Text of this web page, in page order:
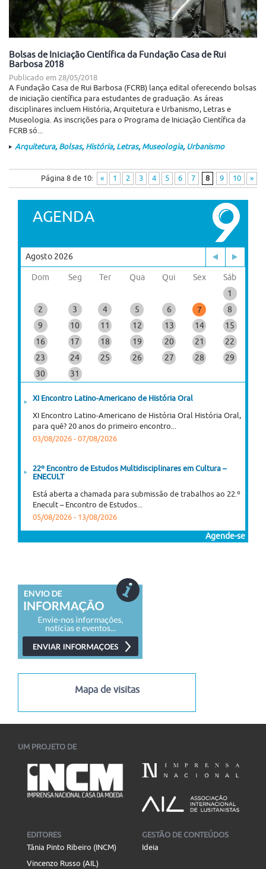
Bolsas de Iniciação Científica da Fundação Casa de Rui
Barbosa 2018
Publicado em 28/05/2018
A Fundação Casa de Rui Barbosa (FCRB) lança edital oferecendo bolsas
de iniciação científica para estudantes de graduação. As áreas
disciplinares incluem História, Arquitetura e Urbanismo, Letras e
Museologia. As inscrições para o Programa de Iniciação Científica da
FCRB só...
Arquitetura, Bolsas, História, Letras, Museologia, Urbanismo
Página 8 de 10: « 1 2 3 4 5 6 7 8 9 10 »
AGENDA
Agosto 2026
Dom Seg Ter Qua Qui Sex
Sáb
1
2
3 4 5 6 7
8
9
10 11 12 13 14
15
16
17 18 19 20 21
22
23
24 25 26 27 28
29
30
31
XI Encontro Latino-Americano de História Oral
XI Encontro Latino-Americano de História Oral História Oral,
para quê? 20 anos do primeiro encontro...
03/08/2026 - 07/08/2026
22º Encontro de Estudos Multidisciplinares em Cultura –
ENECULT
Está aberta a chamada para submissão de trabalhos ao 22.º
Enecult – Encontro de Estudos...
05/08/2026 - 13/08/2026
Viagem, Ficção, Figuras", disponibilizado gratuitamente...
02/08/2026
18/12/2026
I Congresso Internacional Saramago Vive! em Belo Horizonte
I Congresso Internacional Saramago Vive! reúne estudiosos
das literaturas de língua portuguesa em Belo Horizonte...
Agende-se
Mapa de visitas
UM PROJETO DE
EDITORES
Tânia Pinto Ribeiro (INCM)
Vincenzo Russo (AIL)
GESTÃO DE CONTEÚDOS
Ideia